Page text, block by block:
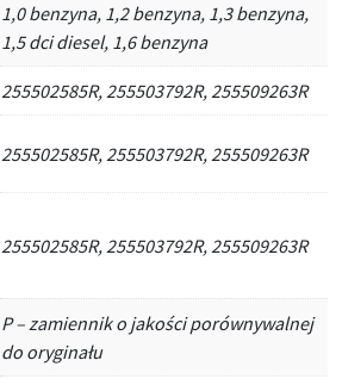
1,0 benzyna, 1,2 benzyna, 1,3 benzyna,
1,5 dci diesel, 1,6 benzyna
255502585R, 255503792R, 255509263R
255502585R, 255503792R, 255509263R
255502585R, 255503792R, 255509263R
P – zamiennik o jakości porównywalnej
do oryginału